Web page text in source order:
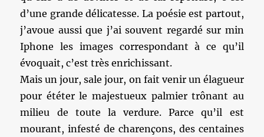
d’une grande délicatesse. La poésie est partout,
j’avoue aussi que j’ai souvent regardé sur min
Iphone les images correspondant à ce qu’il
évoquait, c’est très enrichissant.
Mais un jour, sale jour, on fait venir un élagueur
pour ététer le majestueux palmier trônant au
milieu de toute la verdure. Parce qu’il est
mourant, infesté de charençons, des centaines